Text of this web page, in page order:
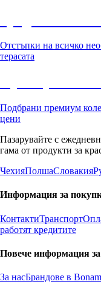
Отстъпки на всичко
терасата
Подбрани премиум
цени
Пазарувайте с
гама от продукти за
ЧехияПолшаСловакия
Информация за
КонтактиТранспорт
работят кредитите
Повече информация
За насБрандове в